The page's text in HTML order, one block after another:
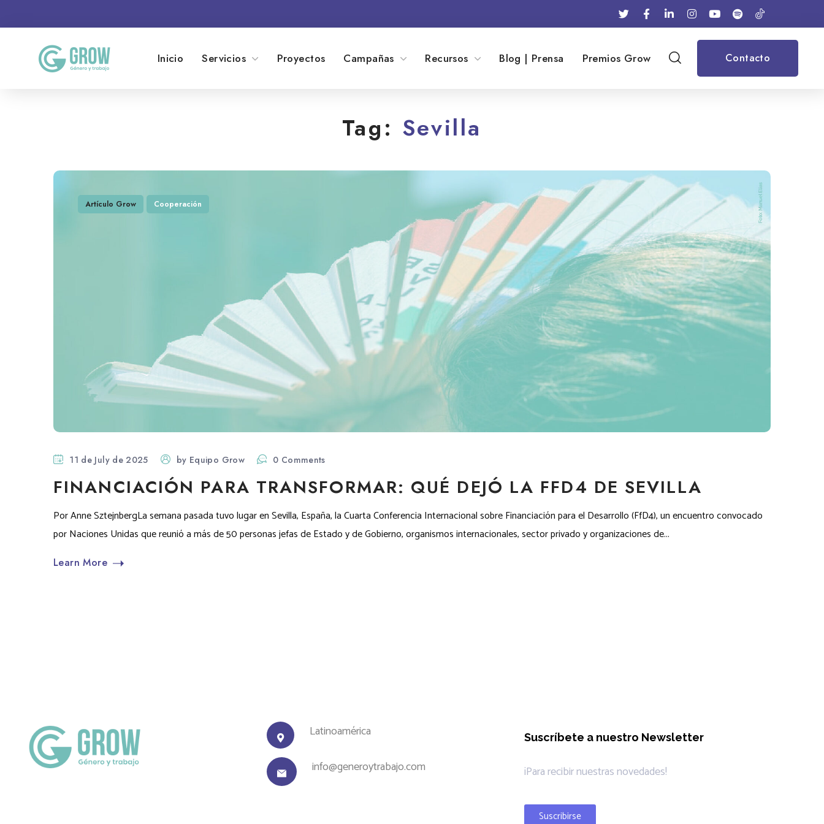
Inicio Servicios Proyectos Campañas Recursos Blog | Prensa Premios Grow Contacto
Tag: Sevilla
Artículo Grow Cooperación
11 de July de 2025 by Equipo Grow 0 Comments
FINANCIACIÓN PARA TRANSFORMAR: QUÉ DEJÓ LA FFD4 DE SEVILLA
Por Anne SztejnbergLa semana pasada tuvo lugar en Sevilla, España, la Cuarta Conferencia Internacional sobre Financiación para el Desarrollo (FfD4), un encuentro convocado
por Naciones Unidas que reunió a más de 50 personas jefas de Estado y de Gobierno, organismos internacionales, sector privado y organizaciones de...
Learn More
Latinoamérica
info@generoytrabajo.com
Suscríbete a nuestro Newsletter
¡Para recibir nuestras novedades!
Suscribirse